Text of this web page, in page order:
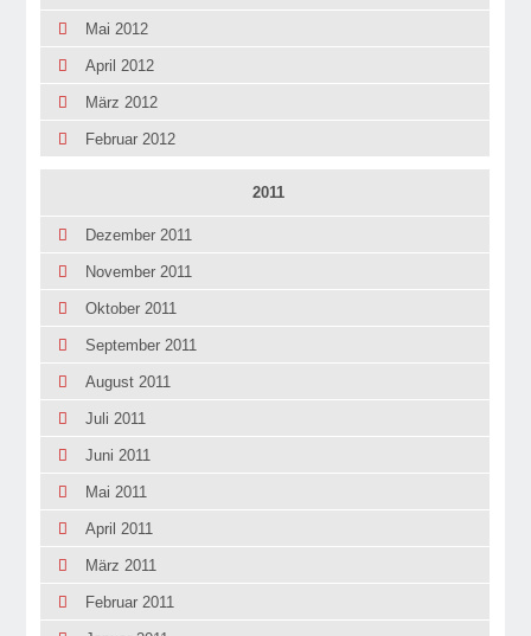
Mai 2012
April 2012
März 2012
Februar 2012
2011
Dezember 2011
November 2011
Oktober 2011
September 2011
August 2011
Juli 2011
Juni 2011
Mai 2011
April 2011
März 2011
Februar 2011